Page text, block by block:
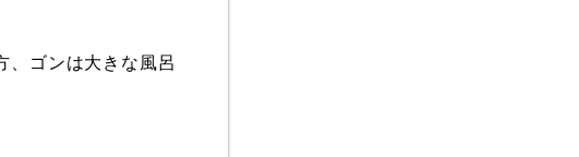
ゴンは大きな風呂